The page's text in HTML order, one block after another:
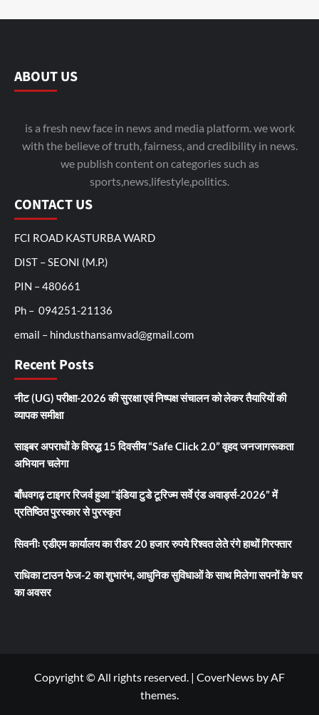
ABOUT US
is a fresh new face in news and media platform. we work
with the believe of truth, fairness, and credibility in news.
we publish content on categories such as
sports,news,lifestyle,politics.
CONTACT US
FCI ROAD KASTURBA WARD
DIST – SEONI (M.P.)
PIN – 480661
Ph – 094251-21136
email – hindusthansamvad@gmail.com
Recent Posts
नीट (UG) परीक्षा-2026 की सुरक्षा एवं निष्पक्ष संचालन को लेकर तैयारियों की
व्यापक समीक्षा
साइबर अपराधों के विरुद्ध 15 दिवसीय “Safe Click 2.0” वृहद जनजागरूकता
अभियान चलेगा
बाँधवगढ़ टाइगर रिजर्व हुआ “इंडिया टुडे टूरिज्म सर्वे एंड अवार्ड्स-2026” में
प्रतिष्ठित पुरस्कार से पुरस्कृत
सिवनीः एडीएम कार्यालय का रीडर 20 हजार रुपये रिश्वत लेते रंगे हाथों गिरफ्तार
राधिका टाउन फेज-2 का शुभारंभ, आधुनिक सुविधाओं के साथ मिलेगा सपनों के घर
का अवसर
Copyright © All rights reserved. | CoverNews by AF
themes.